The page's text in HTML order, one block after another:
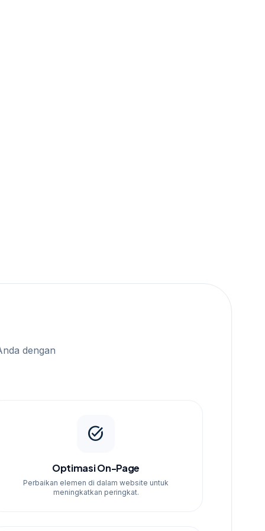
dengan
task_alt
Optimasi On-Page
Perbaikan elemen di dalam website untuk
meningkatkan peringkat.